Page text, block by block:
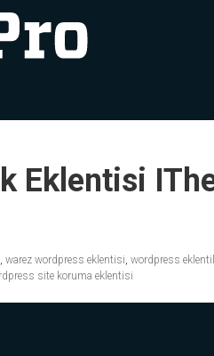
Eklentisi
, warez wordpress eklentisi, wordpress
site koruma eklentisi